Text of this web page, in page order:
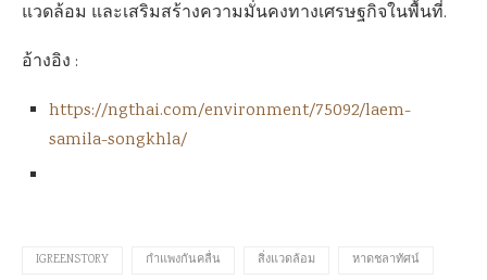
แวดล้อม และเสริมสร้างความมั่นคงทางเศรษฐกิจในพื้นที่.
อ้างอิง :
https://ngthai.com/environment/75092/laem-
samila-songkhla/
IGREENSTORY กำแพงกันคลื่น สิ่งแวดล้อม หาดชลาทัศน์